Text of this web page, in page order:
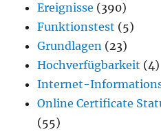
Ereignisse (390)
Funktionstest (5)
Grundlagen (23)
Hochverfügbarkeit (4)
Internet-
Online Certificate
(55)